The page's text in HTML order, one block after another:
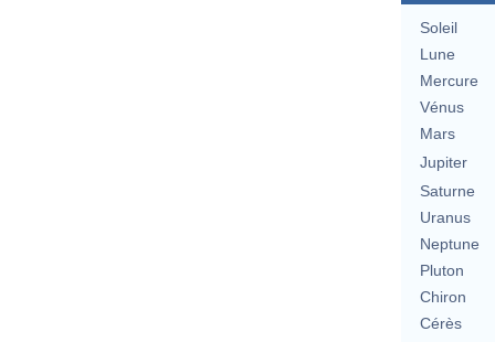
Soleil
Lune
Mercure
Vénus
Mars
Jupiter
Saturne
Uranus
Neptune
Pluton
Chiron
Cérès